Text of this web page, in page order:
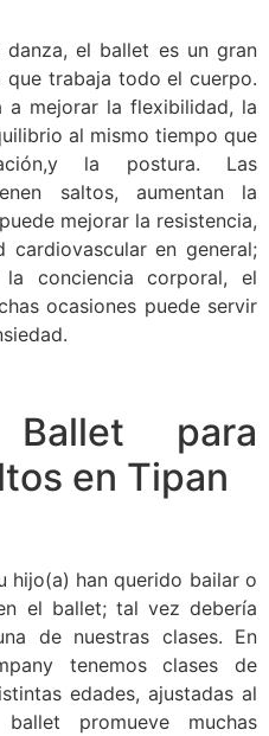
el ballet es un gran
trabaja todo el cuerpo.
a mejorar la flexibilidad, la
al mismo tiempo que
la postura. Las
saltos, aumentan la
mejorar la resistencia,
en general;
conciencia corporal, el
ocasiones puede servir
para
en Tipan
hijo(a) han querido bailar o
el ballet; tal vez debería
de nuestras clases. En
tenemos clases de
edades, ajustadas al
promueve muchas